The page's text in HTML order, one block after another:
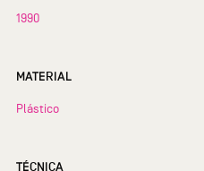
1990
MATERIAL
Plástico
TÉCNICA